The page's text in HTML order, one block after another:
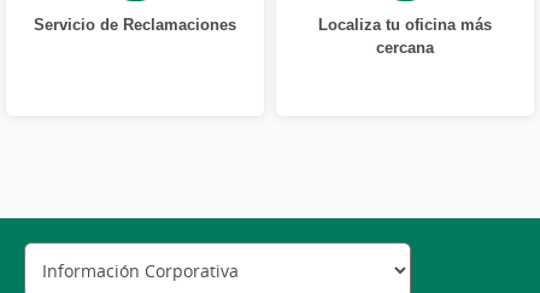
Servicio de Reclamaciones
Localiza tu oficina más
cercana